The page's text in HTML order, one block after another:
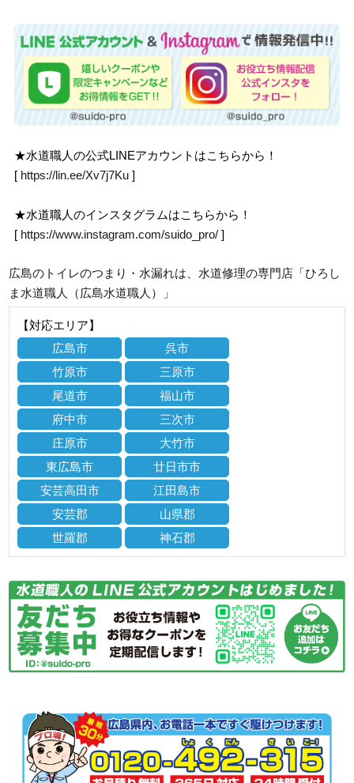
★水道職人の公式LINEアカウントはこちらから！
[ https://lin.ee/Xv7j7Ku ]
★水道職人のインスタグラムはこちらから！
[ https://www.instagram.com/suido_pro/ ]
広島のトイレのつまり・水漏れは、水道修理の専門店「ひろし
ま水道職人（広島水道職人）」
【対応エリア】
広島市
呉市
竹原市
三原市
尾道市
福山市
府中市
三次市
庄原市
大竹市
東広島市
廿日市市
安芸高田市
江田島市
安芸郡
山県郡
世羅郡
神石郡